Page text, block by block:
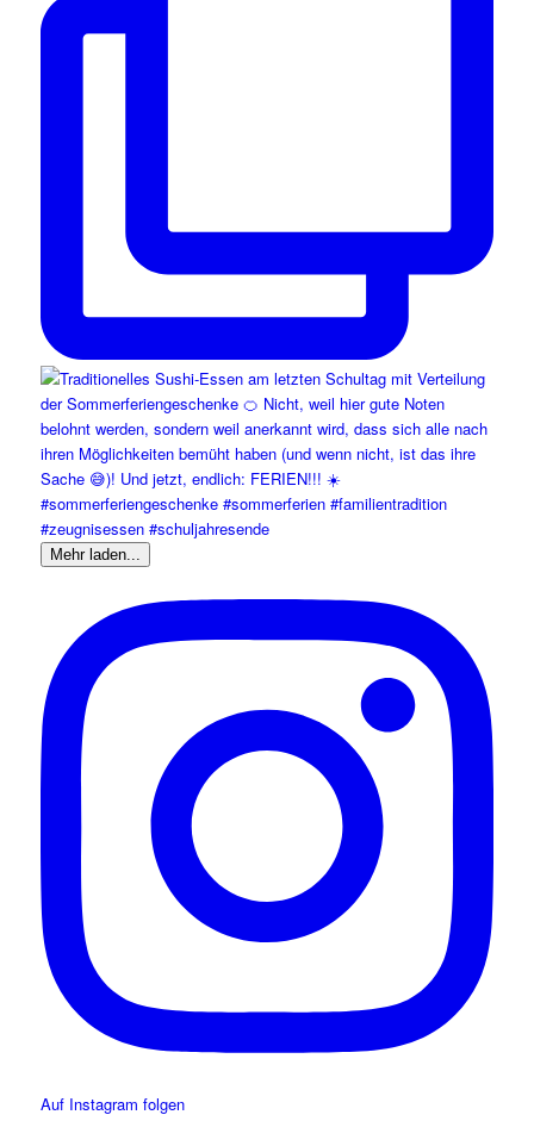
Mehr laden...
Auf Instagram folgen